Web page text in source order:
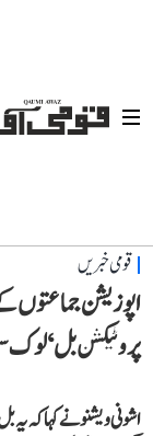
قومی خبریں
اپوزیشن جماعتوں
پروٹیکشن بل‘